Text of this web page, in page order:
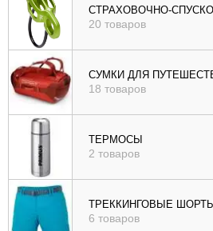
СТРАХОВОЧНО-
20 товаров
СУМКИ ДЛЯ
18 товаров
ТЕРМОСЫ
2 товаров
ТРЕККИНГОВЫЕ ШОРТЫ
6 товаров